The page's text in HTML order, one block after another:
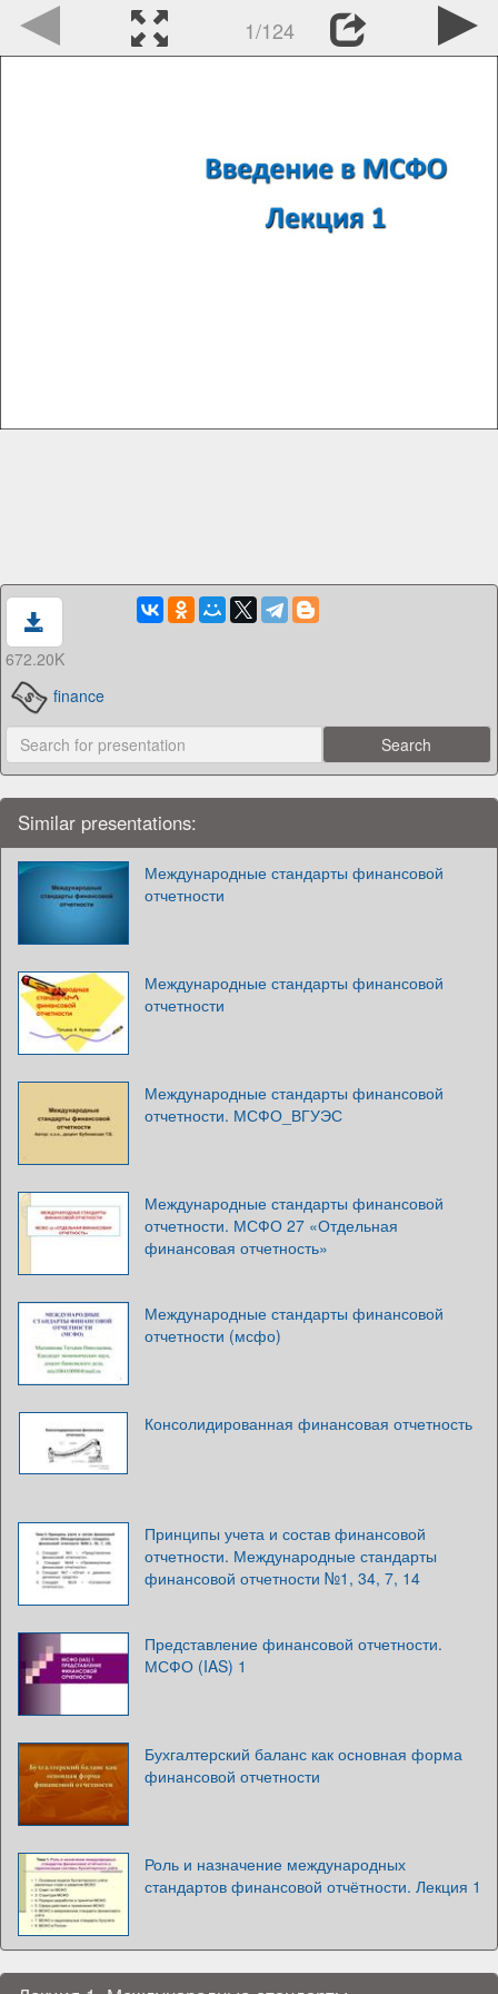
1/124
672.20K
finance
Similar presentations:
Международные стандарты финансовой
отчетности
Международные стандарты финансовой
отчетности
Международные стандарты финансовой
отчетности. МСФО_ВГУЭС
Международные стандарты финансовой
отчетности. МСФО 27 «Отдельная
финансовая отчетность»
Международные стандарты финансовой
отчетности (мсфо)
Консолидированная финансовая отчетность
Принципы учета и состав финансовой
отчетности. Международные стандарты
финансовой отчетности №1, 34, 7, 14
Представление финансовой отчетности.
МСФО (IAS) 1
Бухгалтерский баланс как основная форма
финансовой отчетности
Роль и назначение международных
стандартов финансовой отчётности. Лекция 1